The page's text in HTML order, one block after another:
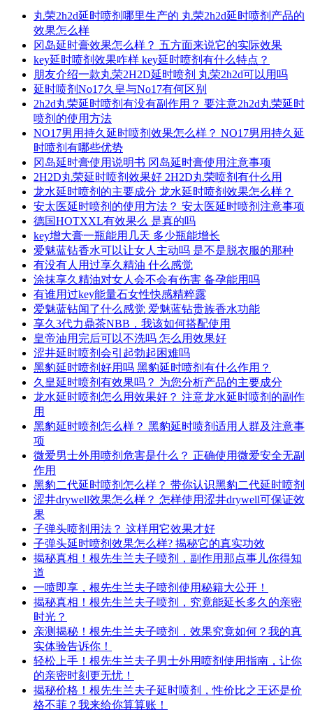
丸荣2h2d延时喷剂哪里生产的 丸荣2h2d延时喷剂产品的
效果怎么样
冈岛延时膏效果怎么样？ 五方面来说它的实际效果
key延时喷剂效果咋样 key延时喷剂有什么特点？
朋友介绍一款丸荣2H2D延时喷剂 丸荣2h2d可以用吗
延时喷剂No17久皇与No17有何区别
2h2d丸荣延时喷剂有没有副作用？ 要注意2h2d丸荣延时
喷剂的使用方法
NO17男用持久延时喷剂效果怎么样？ NO17男用持久延
时喷剂有哪些优势
冈岛延时膏使用说明书 冈岛延时膏使用注意事项
2H2D丸荣延时喷剂效果好 2H2D丸荣喷剂有什么用
龙水延时喷剂的主要成分 龙水延时喷剂效果怎么样？
安太医延时喷剂的使用方法？ 安太医延时喷剂注意事项
德国HOTXXL有效果么 是真的吗
key增大膏一瓶能用几天 多少瓶能增长
爱魅蓝钻香水可以让女人主动吗 是不是脱衣服的那种
有没有人用过享久精油 什么感觉
涂抹享久精油对女人会不会有伤害 备孕能用吗
有谁用过key能量石女性快感精粹露
爱魅蓝钻闻了什么感觉 爱魅蓝钻贵族香水功能
享久3代力鼎茶NBB，我该如何搭配使用
皇帝油用完后可以不洗吗 怎么用效果好
涩井延时喷剂会引起勃起困难吗
黑豹延时喷剂好用吗 黑豹延时喷剂有什么作用？
久皇延时喷剂有效果吗？ 为您分析产品的主要成分
龙水延时喷剂怎么用效果好？ 注意龙水延时喷剂的副作
用
黑豹延时喷剂怎么样？ 黑豹延时喷剂适用人群及注意事
项
微爱男士外用喷剂危害是什么？ 正确使用微爱安全无副
作用
黑豹二代延时喷剂怎么样？ 带你认识黑豹二代延时喷剂
涩井drywell效果怎么样？ 怎样使用涩井drywell可保证效
果
子弹头喷剂用法？ 这样用它效果才好
子弹头延时喷剂效果怎么样? 揭秘它的真实功效
揭秘真相！根先生兰夫子喷剂，副作用那点事儿你得知
道
一喷即享，根先生兰夫子喷剂使用秘籍大公开！
揭秘真相！根先生兰夫子喷剂，究竟能延长多久的亲密
时光？
亲测揭秘！根先生兰夫子喷剂，效果究竟如何？我的真
实体验告诉你！
轻松上手！根先生兰夫子男士外用喷剂使用指南，让你
的亲密时刻更无忧！
揭秘价格！根先生兰夫子延时喷剂，性价比之王还是价
格不菲？我来给你算算账！